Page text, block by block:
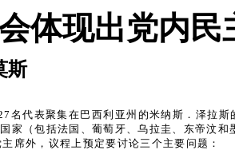
体现出党内民
斯
名代表聚集在巴西利亚州的米纳斯．泽拉
家（包括法国、葡萄牙、乌拉圭、东帝汶和
席外，议程上预定要讨论三个主要问题：